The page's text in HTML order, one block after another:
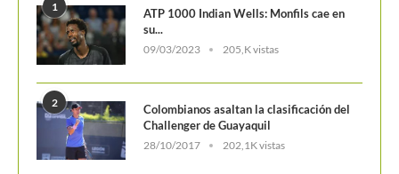
su...
09/03/2023
2
Challenger de Guayaquil
28/10/2017 202,1K vistas